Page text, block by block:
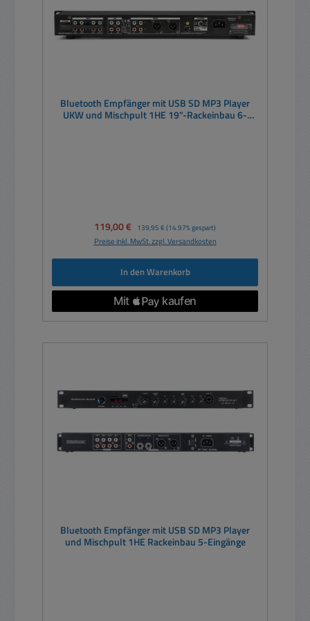
Bluetooth Empfänger mit USB SD MP3 Player
UKW und Mischpult 1HE 19"-Rackeinbau 6-
Verkaufspreis:
119,00 € Regulärer Preis:
139,95 € (14.97% gespart)
Preise inkl. MwSt. zzgl. Versandkosten
In den Warenkorb
Bluetooth Empfänger mit USB SD MP3 Player
und Mischpult 1HE Rackeinbau 5-Eingänge